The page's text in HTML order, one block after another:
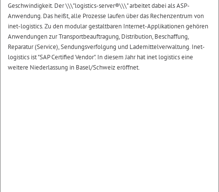
Geschwindigkeit. Der \\\"logistics-server®\\\" arbeitet dabei als ASP-
Anwendung. Das heißt, alle Prozesse laufen über das Rechenzentrum von
inet-logistics. Zu den modular gestaltbaren Internet-Applikationen gehören
Anwendungen zur Transportbeauftragung, Distribution, Beschaffung,
Reparatur (Service), Sendungsverfolgung und Lademittelverwaltung. Inet-
logistics ist "SAP Certified Vendor". In diesem Jahr hat inet logistics eine
weitere Niederlassung in Basel/Schweiz eröffnet.